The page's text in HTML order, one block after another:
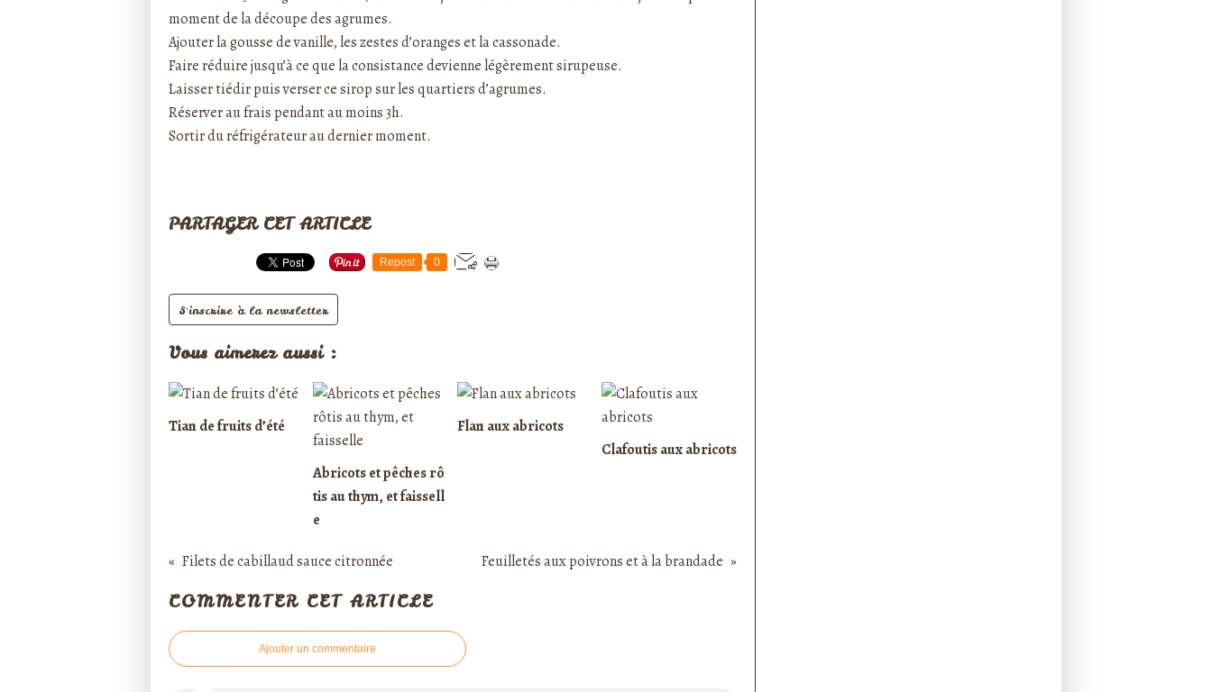
moment de la découpe des agrumes.
Ajouter la gousse de vanille, les zestes d’oranges et la cassonade.
Faire réduire jusqu’à ce que la consistance devienne légèrement sirupeuse.
Laisser tiédir puis verser ce sirop sur les quartiers d’agrumes.
Réserver au frais pendant au moins 3h.
Sortir du réfrigérateur au dernier moment.
PARTAGER CET ARTICLE
Repost 0
S'inscrire à la newsletter
Vous aimerez aussi :
Tian de fruits d’été
Abricots et pêches rô
tis au thym, et faissell
e
Flan aux abricots
Clafoutis aux abricots
Filets de cabillaud sauce citronnée Feuilletés aux poivrons et à la brandade
COMMENTER CET ARTICLE
Ajouter un commentaire